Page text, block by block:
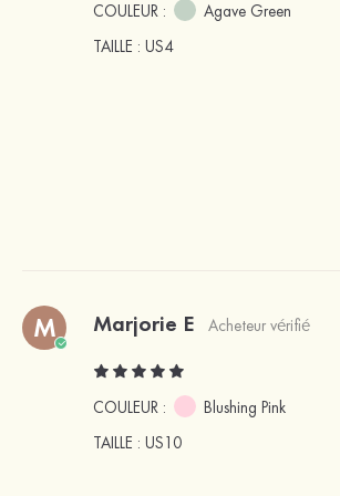
COULEUR :
Agave Green
TAILLE : US4
M Marjorie E Acheteur vérifié
COULEUR :
Blushing Pink
TAILLE : US10